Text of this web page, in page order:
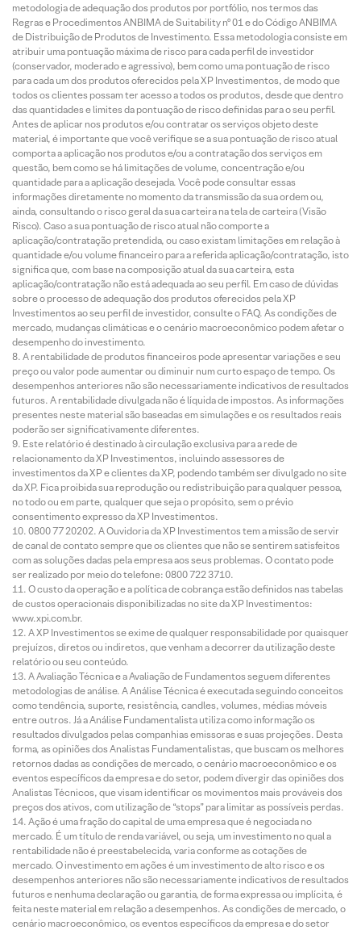
metodologia de adequação dos produtos por portfólio, nos termos das
Regras e Procedimentos ANBIMA de Suitability nº 01 e do Código ANBIMA
de Distribuição de Produtos de Investimento. Essa metodologia consiste em
atribuir uma pontuação máxima de risco para cada perfil de investidor
(conservador, moderado e agressivo), bem como uma pontuação de risco
para cada um dos produtos oferecidos pela XP Investimentos, de modo que
todos os clientes possam ter acesso a todos os produtos, desde que dentro
das quantidades e limites da pontuação de risco definidas para o seu perfil.
Antes de aplicar nos produtos e/ou contratar os serviços objeto deste
material, é importante que você verifique se a sua pontuação de risco atual
comporta a aplicação nos produtos e/ou a contratação dos serviços em
questão, bem como se há limitações de volume, concentração e/ou
quantidade para a aplicação desejada. Você pode consultar essas
informações diretamente no momento da transmissão da sua ordem ou,
ainda, consultando o risco geral da sua carteira na tela de carteira (Visão
Risco). Caso a sua pontuação de risco atual não comporte a
aplicação/contratação pretendida, ou caso existam limitações em relação à
quantidade e/ou volume financeiro para a referida aplicação/contratação, isto
significa que, com base na composição atual da sua carteira, esta
aplicação/contratação não está adequada ao seu perfil. Em caso de dúvidas
sobre o processo de adequação dos produtos oferecidos pela XP
Investimentos ao seu perfil de investidor, consulte o FAQ. As condições de
mercado, mudanças climáticas e o cenário macroeconômico podem afetar o
desempenho do investimento.
A rentabilidade de produtos financeiros pode apresentar variações e seu
preço ou valor pode aumentar ou diminuir num curto espaço de tempo. Os
desempenhos anteriores não são necessariamente indicativos de resultados
futuros. A rentabilidade divulgada não é líquida de impostos. As informações
presentes neste material são baseadas em simulações e os resultados reais
poderão ser significativamente diferentes.
Este relatório é destinado à circulação exclusiva para a rede de
relacionamento da XP Investimentos, incluindo assessores de
investimentos da XP e clientes da XP, podendo também ser divulgado no site
da XP. Fica proibida sua reprodução ou redistribuição para qualquer pessoa,
no todo ou em parte, qualquer que seja o propósito, sem o prévio
consentimento expresso da XP Investimentos.
0800 77 20202. A Ouvidoria da XP Investimentos tem a missão de servir
de canal de contato sempre que os clientes que não se sentirem satisfeitos
com as soluções dadas pela empresa aos seus problemas. O contato pode
ser realizado por meio do telefone: 0800 722 3710.
O custo da operação e a política de cobrança estão definidos nas tabelas
de custos operacionais disponibilizadas no site da XP Investimentos:
www.xpi.com.br.
A XP Investimentos se exime de qualquer responsabilidade por quaisquer
prejuízos, diretos ou indiretos, que venham a decorrer da utilização deste
relatório ou seu conteúdo.
A Avaliação Técnica e a Avaliação de Fundamentos seguem diferentes
metodologias de análise. A Análise Técnica é executada seguindo conceitos
como tendência, suporte, resistência, candles, volumes, médias móveis
entre outros. Já a Análise Fundamentalista utiliza como informação os
resultados divulgados pelas companhias emissoras e suas projeções. Desta
forma, as opiniões dos Analistas Fundamentalistas, que buscam os melhores
retornos dadas as condições de mercado, o cenário macroeconômico e os
eventos específicos da empresa e do setor, podem divergir das opiniões dos
Analistas Técnicos, que visam identificar os movimentos mais prováveis dos
preços dos ativos, com utilização de “stops” para limitar as possíveis perdas.
Ação é uma fração do capital de uma empresa que é negociada no
mercado. É um título de renda variável, ou seja, um investimento no qual a
rentabilidade não é preestabelecida, varia conforme as cotações de
mercado. O investimento em ações é um investimento de alto risco e os
desempenhos anteriores não são necessariamente indicativos de resultados
futuros e nenhuma declaração ou garantia, de forma expressa ou implícita, é
feita neste material em relação a desempenhos. As condições de mercado, o
cenário macroeconômico, os eventos específicos da empresa e do setor